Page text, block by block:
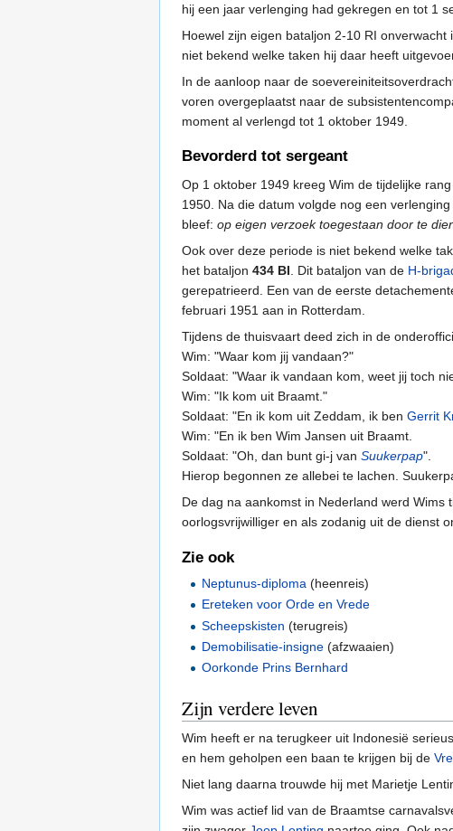
hij een jaar verlenging had gekregen en tot 1
Hoewel zijn eigen bataljon 2-10 RI
niet bekend welke taken hij daar heeft
In de aanloop naar de
voren overgeplaatst naar de
moment al verlengd tot 1 oktober 1949.
Bevorderd tot sergeant
Op 1 oktober 1949 kreeg Wim de tijdelijke
1950. Na die datum volgde nog een
bleef: op eigen verzoek toegestaan door te
Ook over deze periode is niet bekend welke
het bataljon 434 BI . Dit bataljon van de H-
gerepatrieerd. Een van de eerste
februari 1951 aan in Rotterdam.
Tijdens de thuisvaart deed zich in de
Wim: "Waar kom jij vandaan?"
Soldaat: "Waar ik vandaan kom, weet jij toch
Wim: "Ik kom uit Braamt."
Soldaat: "En ik kom uit Zeddam, ik ben Gerrit
Wim: "En ik ben Wim Jansen uit Braamt.
Soldaat: "Oh, dan bunt gi-j van Suukerpap".
Hierop begonnen ze allebei te lachen.
De dag na aankomst in Nederland werd
oorlogsvrijwilliger en als zodanig uit de dienst
Zie ook
Neptunus-diploma (heenreis)
Ereteken voor Orde en Vrede
Scheepskisten (terugreis)
Demobilisatie-insigne (afzwaaien)
Oorkonde Prins Bernhard
Zijn verdere leven
Wim heeft er na terugkeer uit Indonesië
en hem geholpen een baan te krijgen bij de
Niet lang daarna trouwde hij met Marietje
Wim was actief lid van de Braamtse